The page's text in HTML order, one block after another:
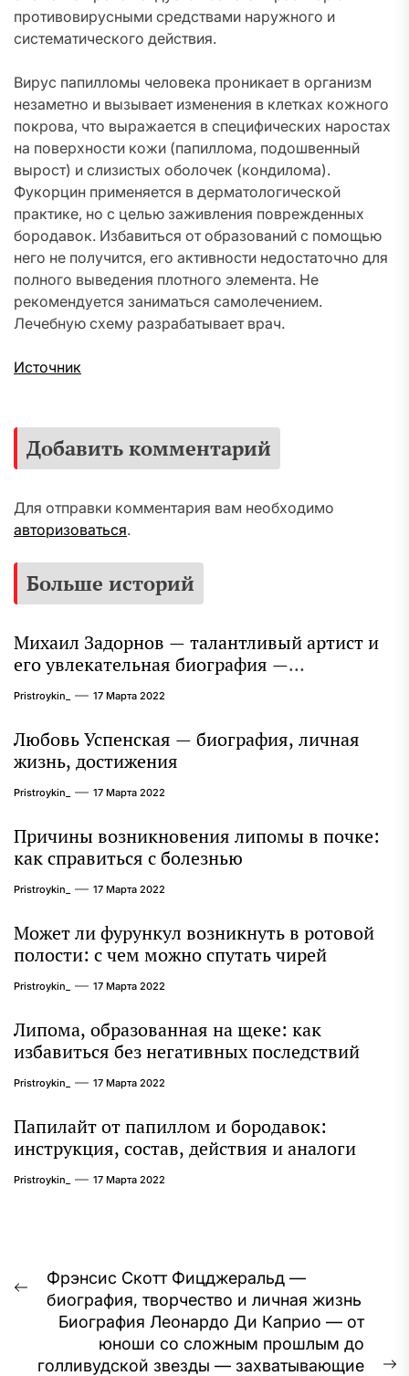
противовирусными средствами наружного и
систематического действия.
Вирус папилломы человека проникает в организм
незаметно и вызывает изменения в клетках кожного
покрова, что выражается в специфических наростах
на поверхности кожи (папиллома, подошвенный
вырост) и слизистых оболочек (кондилома).
Фукорцин применяется в дерматологической
практике, но с целью заживления поврежденных
бородавок. Избавиться от образований с помощью
него не получится, его активности недостаточно для
полного выведения плотного элемента. Не
рекомендуется заниматься самолечением.
Лечебную схему разрабатывает врач.
Источник
Добавить комментарий
Для отправки комментария вам необходимо
авторизоваться.
Больше историй
Михаил Задорнов — талантливый артист и
его увлекательная биография —
выдающиеся достижения, известность и
интересные факты из личной жизни!
Pristroykin_ 17 Марта 2022
Любовь Успенская — биография, личная
жизнь, достижения
Pristroykin_ 17 Марта 2022
Причины возникновения липомы в почке:
как справиться с болезнью
Pristroykin_ 17 Марта 2022
Может ли фурункул возникнуть в ротовой
полости: с чем можно спутать чирей
Pristroykin_ 17 Марта 2022
Липома, образованная на щеке: как
избавиться без негативных последствий
Pristroykin_ 17 Марта 2022
Папилайт от папиллом и бородавок:
инструкция, состав, действия и аналоги
Pristroykin_ 17 Марта 2022
Навигация
записям
Предыдущая
запись:
Фрэнсис Скотт Фицджеральд —
биография, творчество и личная жизнь
Биография Леонардо Ди Каприо — от
юноши со сложным прошлым до
голливудской звезды — захватывающие